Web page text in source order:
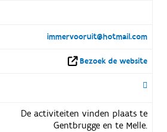
immervooruit@hotmail.com
Bezoek de website
De activiteiten vinden plaats te
Gentbrugge en te Melle.